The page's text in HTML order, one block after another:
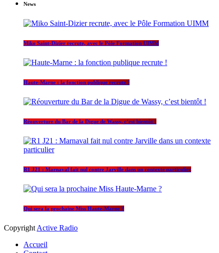
News
Miko Saint-Dizier recrute, avec le Pôle Formation UIMM
Haute-Marne : la fonction publique recrute !
Réouverture du Bar de la Digue de Wassy, c’est bientôt !
R1 J21 : Marnaval fait nul contre Jarville dans un contexte particulier
Qui sera la prochaine Miss Haute-Marne ?
Copyright Active Radio
Accueil